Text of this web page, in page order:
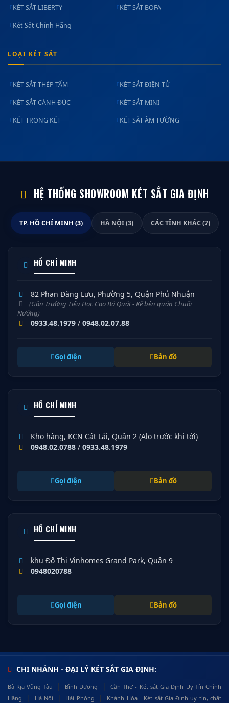
KÉT SẮT LIBERTY KÉT SẮT BOFA
Két Sắt Chính Hãng
LOẠI KÉT SẮT
KÉT SẮT THÉP TẤM KÉT SẮT ĐIỆN TỬ
KÉT SẮT CÁNH ĐÚC KÉT SẮT MINI
KÉT TRONG KÉT KÉT SẮT ÂM TƯỜNG
HỆ THỐNG SHOWROOM KÉT SẮT GIA ĐỊNH
TP. HỒ CHÍ MINH (3) HÀ NỘI (3) CÁC TỈNH KHÁC (7)
HỒ CHÍ MINH
82 Phan Đăng Lưu, Phường 5, Quận Phú Nhuận
(Gần Trường Tiểu Học Cao Bá Quát - Kế bên quán Chuối
Nướng)
0933.48.1979 / 0948.02.07.88
Gọi điện Bản đồ
HỒ CHÍ MINH
Kho hàng, KCN Cát Lái, Quận 2 (Alo trước khi tới)
0948.02.0788 / 0933.48.1979
Gọi điện Bản đồ
HỒ CHÍ MINH
khu Đô Thị Vinhomes Grand Park, Quận 9
0948020788
Gọi điện Bản đồ
CHI NHÁNH - ĐẠI LÝ KÉT SẮT GIA ĐỊNH:
Bà Rịa Vũng Tàu | Bình Dương |
Cần Thơ - Két sắt Gia Định Uy Tín Chính
Hãng
| Hà Nội | Hải Phòng | Khánh Hòa - Két sắt Gia Định uy tín, chất